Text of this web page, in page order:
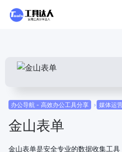
办公导航 - 高效办公工具分享 媒体运
金山表单
金山表单是安全专业的数据收集工